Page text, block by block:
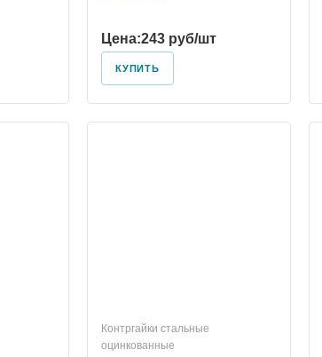
Цена:243 руб/шт
КУПИТЬ
Контргайки стальные
оцинкованные